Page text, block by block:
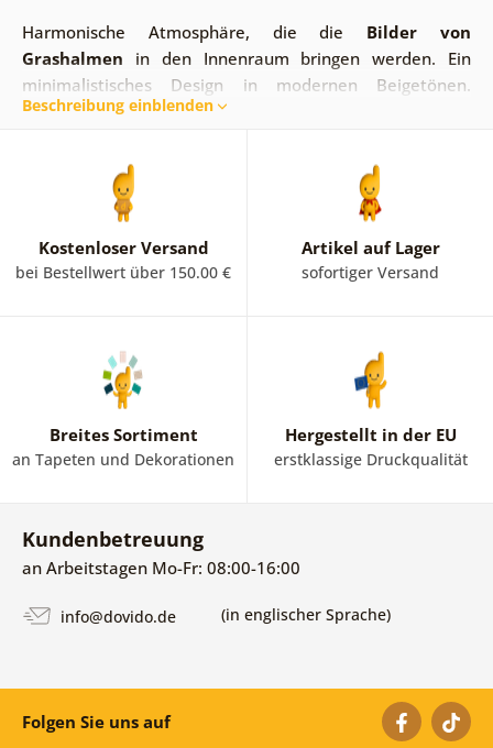
Harmonische Atmosphäre, die die Bilder von
Grashalmen in den Innenraum bringen werden. Ein
minimalistisches Design in modernen Beigetönen.
Besonders geeignet für den Flur, das Wohnzimmer oder
Rückzugsort für dich, an dem du neue Energie tanken
Beschreibung einblenden
Kostenloser Versand
bei Bestellwert über 150.00 €
Artikel auf Lager
sofortiger Versand
Breites Sortiment
an Tapeten und Dekorationen
Hergestellt in der EU
erstklassige Druckqualität
Kundenbetreuung
an Arbeitstagen Mo-Fr: 08:00-16:00
info@dovido.de (in englischer Sprache)
Folgen Sie uns auf